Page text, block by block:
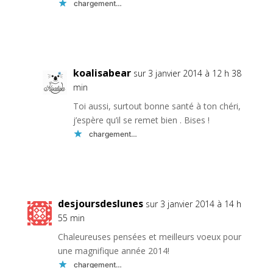
chargement…
koalisabear sur 3 janvier 2014 à 12 h 38
min
Toi aussi, surtout bonne santé à ton chéri,
j’espère qu’il se remet bien . Bises !
chargement…
desjoursdeslunes sur 3 janvier 2014 à 14 h
55 min
Chaleureuses pensées et meilleurs voeux pour
une magnifique année 2014!
chargement…